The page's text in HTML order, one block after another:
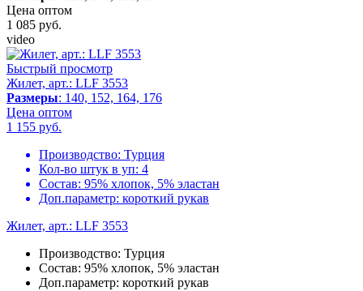
Цена оптом
1 085 руб.
video
Быстрый просмотр
Жилет, арт.: LLF 3553
Размеры: 140, 152, 164, 176
Цена оптом
1 155 руб.
Производство: Турция
Кол-во штук в уп: 4
Состав: 95% хлопок, 5% эластан
Доп.параметр: короткий рукав
Жилет, арт.: LLF 3553
Производство: Турция
Состав: 95% хлопок, 5% эластан
Доп.параметр: короткий рукав